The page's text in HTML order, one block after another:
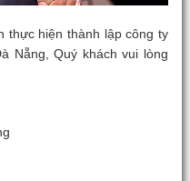
thực hiện thành lập công ty
Nẵng, Quý khách vui lòng